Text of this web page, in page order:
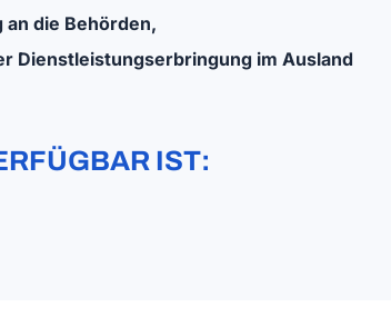
die Behörden,
Dienstleistungserbringung im Ausland
IST: